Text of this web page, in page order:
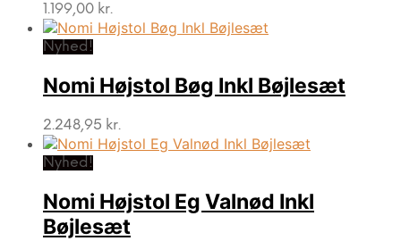
1.199,00 kr.
Nyhed!
Nomi Højstol Bøg Inkl Bøjlesæt
2.248,95 kr.
Nyhed!
Nomi Højstol Eg Valnød Inkl
Bøjlesæt